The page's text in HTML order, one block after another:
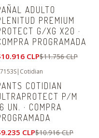
ADULTO
PREMIUM
G/XG X20 ·
PROGRAMADA
CLP$11.756 CLP
| Cotidian
COTIDIAN
P/M
UN. · COMPRA
CLP$10.916 CLP